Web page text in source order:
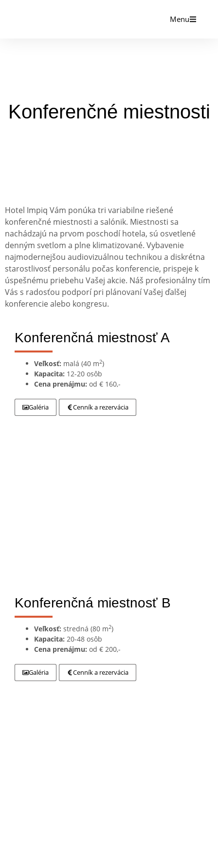
Menu
Konferenčné miestnosti
Hotel Impiq Vám ponúka tri variabilne riešené
konferenčné miestnosti a salónik. Miestnosti sa
nachádzajú na prvom poschodí hotela, sú osvetlené
denným svetlom a plne klimatizované. Vybavenie
najmodernejšou audiovizuálnou technikou a diskrétna
starostlivosť personálu počas konferencie, prispeje k
úspešnému priebehu Vašej akcie. Náš profesionálny tím
Vás s radosťou podporí pri plánovaní Vašej ďalšej
konferencie alebo kongresu.
Konferenčná miestnosť A
Veľkosť: malá (40 m2)
Kapacita: 12-20 osôb
Cena prenájmu: od € 160,-
Galéria Cenník a rezervácia
Konferenčná miestnosť B
Veľkosť: stredná (80 m2)
Kapacita: 20-48 osôb
Cena prenájmu: od € 200,-
Galéria Cenník a rezervácia